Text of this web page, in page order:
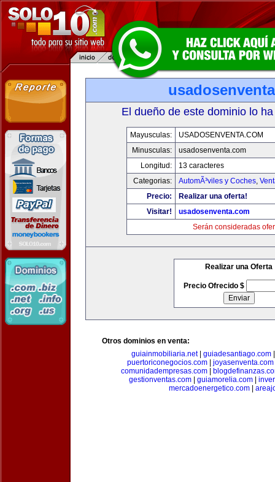
El dueño de este dominio lo
Mayusculas:
USADOSENVENTA.COM
Minusculas:
usadosenventa.com
Longitud:
13 caracteres
Categorias:
AutomÃ³viles y Coches,
Precio:
Realizar una oferta!
Visitar!
usadosenventa.com
Serán consideradas
Realizar una Oferta
Precio Ofrecido $
Otros dominios en venta:
guiainmobiliaria.net| guiadesantiago.com
puertoriconegocios.com
joyasenventa.com
comunidadempresas.com|
gestionventas.com| guiamorelia.com|
mercadoenergetico.com